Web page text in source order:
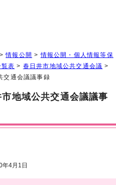
>情報公開 >情報公開・個人情報等保
表 > 春日井市地域公共交通会議 >
交通会議議事録
地域公共交通会議議事
4月1日